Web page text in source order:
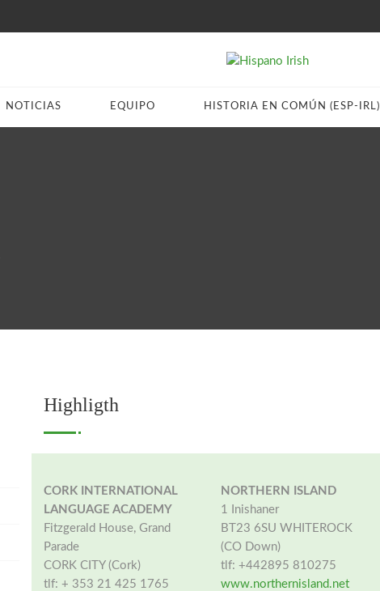
NOTICIAS EQUIPO HISTORIA EN COMÚN (ESP-IRL)
Highligth
CORK INTERNATIONAL
LANGUAGE ACADEMY
Fitzgerald House, Grand
Parade
CORK CITY (Cork)
tlf: + 353 21 425 1765
NORTHERN ISLAND
1 Inishaner
BT23 6SU WHITEROCK
(CO Down)
tlf: +442895 810275
www.northernisland.net